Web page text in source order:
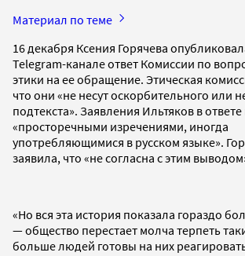
Материал по теме
16 декабря Ксения Горячева
Telegram-канале ответ Комиссии по
этики на ее обращение. Этическая
что они «не несут оскорбительного или
подтекста». Заявления Ильтяков в
«просторечными изречениями, иногда
употребляющимися в русском языке».
заявила, что «не согласна с этим
«Но вся эта история показала гораздо
— общество перестает молча терпеть
больше людей готовы на них